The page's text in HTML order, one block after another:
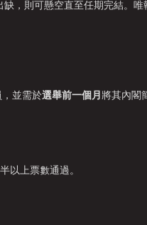
，則可懸空直至任期完結。
並需於選舉前一個月將其內閣
以上票數通過。